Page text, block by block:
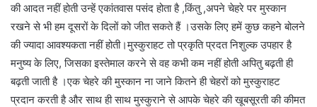
की आदत नहीं होती उन्हें एकांतवास पसंद होता है ,किंतु ,अपने चेहरे पर मुस्कान
रखने से भी हम दूसरों के दिलों को जीत सकते हैं ।उसके लिए हमें कुछ कहने बोलने
की ज्यादा आवश्यकता नहीं होती।मुस्कुराहट तो प्रकृति प्रदत निशुल्क उपहार है
मनुष्य के लिए, जिसका इस्तेमाल करने से वह कभी कम नहीं होती अपितु बढ़ती ही
बढ़ती जाती है ।एक चेहरे की मुस्कान ना जाने कितने ही चेहरों को मुस्कुराहट
प्रदान करती है और साथ ही साथ मुस्कुराने से आपके चेहरे की खूबसूरती की कीमत